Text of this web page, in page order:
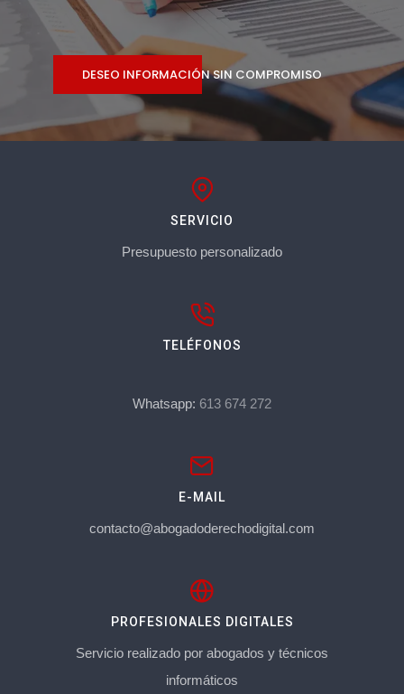
DESEO INFORMACIÓN SIN COMPROMISO
SERVICIO
Presupuesto personalizado
TELÉFONOS
Whatsapp: 613 674 272
E-MAIL
contacto@abogadoderechodigital.com
PROFESIONALES DIGITALES
Servicio realizado por abogados y técnicos
informáticos